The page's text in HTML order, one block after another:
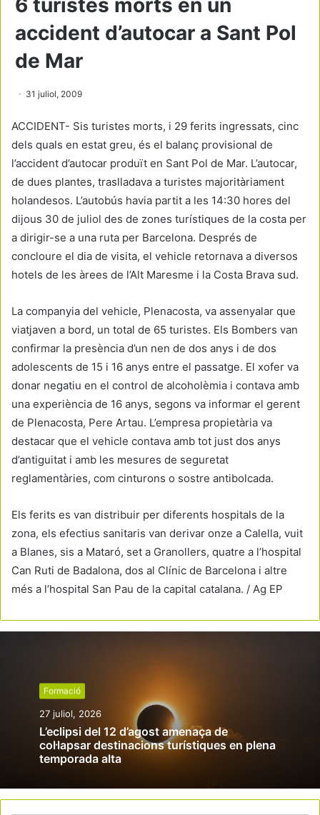
6 turistes morts en un
accident d’autocar a Sant Pol
de Mar
31 juliol, 2009
ACCIDENT- Sis turistes morts, i 29 ferits ingressats, cinc
dels quals en estat greu, és el balanç provisional de
l’accident d’autocar produït en Sant Pol de Mar. L’autocar,
de dues plantes, traslladava a turistes majoritàriament
holandesos. L’autobús havia partit a les 14:30 hores del
dijous 30 de juliol des de zones turístiques de la costa per
a dirigir-se a una ruta per Barcelona. Després de
concloure el dia de visita, el vehicle retornava a diversos
hotels de les àrees de l’Alt Maresme i la Costa Brava sud.
La companyia del vehicle, Plenacosta, va assenyalar que
viatjaven a bord, un total de 65 turistes. Els Bombers van
confirmar la presència d’un nen de dos anys i de dos
adolescents de 15 i 16 anys entre el passatge. El xofer va
donar negatiu en el control de alcoholèmia i contava amb
una experiència de 16 anys, segons va informar el gerent
de Plenacosta, Pere Artau. L’empresa propietària va
destacar que el vehicle contava amb tot just dos anys
d’antiguitat i amb les mesures de seguretat
reglamentàries, com cinturons o sostre antibolcada.
Els ferits es van distribuir per diferents hospitals de la
zona, els efectius sanitaris van derivar onze a Calella, vuit
a Blanes, sis a Mataró, set a Granollers, quatre a l’hospital
Can Ruti de Badalona, dos al Clínic de Barcelona i altre
més a l’hospital San Pau de la capital catalana. / Ag EP
Formació
27 juliol, 2026
L’eclipsi del 12 d’agost amenaça de
col·lapsar destinacions turístiques en plena
temporada alta